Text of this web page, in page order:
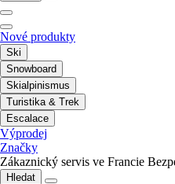
Nové produkty
Ski
Snowboard
Skialpinismus
Turistika & Trek
Escalace
Výprodej
Značky
Zákaznický servis ve Francie
Hledat